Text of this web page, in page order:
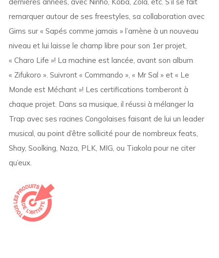
remarquer autour de ses freestyles, sa collaboration avec
Gims sur « Sapés comme jamais » l’amène à un nouveau
niveau et lui laisse le champ libre pour son 1er projet,
« Charo Life »! La machine est lancée, avant son album
« Zifukoro ». Suivront « Commando », « Mr Sal » et « Le
Monde est Méchant »! Les certifications tomberont à
chaque projet. Dans sa musique, il réussi à mélanger la
Trap avec ses racines Congolaises faisant de lui un leader
musical, au point d’être sollicité pour de nombreux feats,
Shay, Soolking, Naza, PLK, MIG, ou Tiakola pour ne citer
qu’eux.